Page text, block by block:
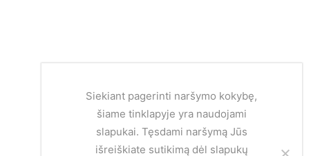
Siekiant pagerinti naršymo kokybę,
šiame tinklapyje yra naudojami
slapukai. Tęsdami naršymą Jūs
išreiškiate sutikimą dėl slapukų